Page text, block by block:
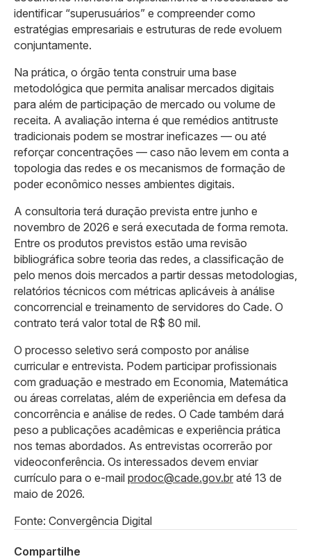
identificar “superusuários” e compreender como
estratégias empresariais e estruturas de rede evoluem
conjuntamente.
Na prática, o órgão tenta construir uma base
metodológica que permita analisar mercados digitais
para além de participação de mercado ou volume de
receita. A avaliação interna é que remédios antitruste
tradicionais podem se mostrar ineficazes — ou até
reforçar concentrações — caso não levem em conta a
topologia das redes e os mecanismos de formação de
poder econômico nesses ambientes digitais.
A consultoria terá duração prevista entre junho e
novembro de 2026 e será executada de forma remota.
Entre os produtos previstos estão uma revisão
bibliográfica sobre teoria das redes, a classificação de
pelo menos dois mercados a partir dessas metodologias,
relatórios técnicos com métricas aplicáveis à análise
concorrencial e treinamento de servidores do Cade. O
contrato terá valor total de R$ 80 mil.
O processo seletivo será composto por análise
curricular e entrevista. Podem participar profissionais
com graduação e mestrado em Economia, Matemática
ou áreas correlatas, além de experiência em defesa da
concorrência e análise de redes. O Cade também dará
peso a publicações acadêmicas e experiência prática
nos temas abordados. As entrevistas ocorrerão por
videoconferência. Os interessados devem enviar
currículo para o e-mail prodoc@cade.gov.br até 13 de
maio de 2026.
Fonte: Convergência Digital
Compartilhe